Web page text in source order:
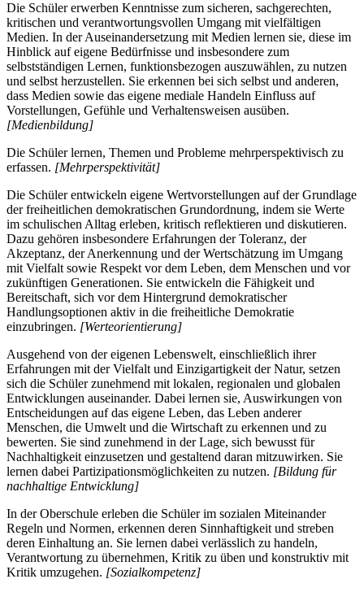
Die Schüler erwerben Kenntnisse zum sicheren, sachgerechten,
kritischen und verantwortungsvollen Umgang mit vielfältigen
Medien. In der Auseinandersetzung mit Medien lernen sie, diese im
Hinblick auf eigene Bedürfnisse und insbesondere zum
selbstständigen Lernen, funktionsbezogen auszuwählen, zu nutzen
und selbst herzustellen. Sie erkennen bei sich selbst und anderen,
dass Medien sowie das eigene mediale Handeln Einfluss auf
Vorstellungen, Gefühle und Verhaltensweisen ausüben.
[Medienbildung]
Die Schüler lernen, Themen und Probleme mehrperspektivisch zu
erfassen. [Mehrperspektivität]
Die Schüler entwickeln eigene Wertvorstellungen auf der Grundlage
der freiheitlichen demokratischen Grundordnung, indem sie Werte
im schulischen Alltag erleben, kritisch reflektieren und diskutieren.
Dazu gehören insbesondere Erfahrungen der Toleranz, der
Akzeptanz, der Anerkennung und der Wertschätzung im Umgang
mit Vielfalt sowie Respekt vor dem Leben, dem Menschen und vor
zukünftigen Generationen. Sie entwickeln die Fähigkeit und
Bereitschaft, sich vor dem Hintergrund demokratischer
Handlungsoptionen aktiv in die freiheitliche Demokratie
einzubringen. [Werteorientierung]
Ausgehend von der eigenen Lebenswelt, einschließlich ihrer
Erfahrungen mit der Vielfalt und Einzigartigkeit der Natur, setzen
sich die Schüler zunehmend mit lokalen, regionalen und globalen
Entwicklungen auseinander. Dabei lernen sie, Auswirkungen von
Entscheidungen auf das eigene Leben, das Leben anderer
Menschen, die Umwelt und die Wirtschaft zu erkennen und zu
bewerten. Sie sind zunehmend in der Lage, sich bewusst für
Nachhaltigkeit einzusetzen und gestaltend daran mitzuwirken. Sie
lernen dabei Partizipationsmöglichkeiten zu nutzen. [Bildung für
nachhaltige Entwicklung]
In der Oberschule erleben die Schüler im sozialen Miteinander
Regeln und Normen, erkennen deren Sinnhaftigkeit und streben
deren Einhaltung an. Sie lernen dabei verlässlich zu handeln,
Verantwortung zu übernehmen, Kritik zu üben und konstruktiv mit
Kritik umzugehen. [Sozialkompetenz]